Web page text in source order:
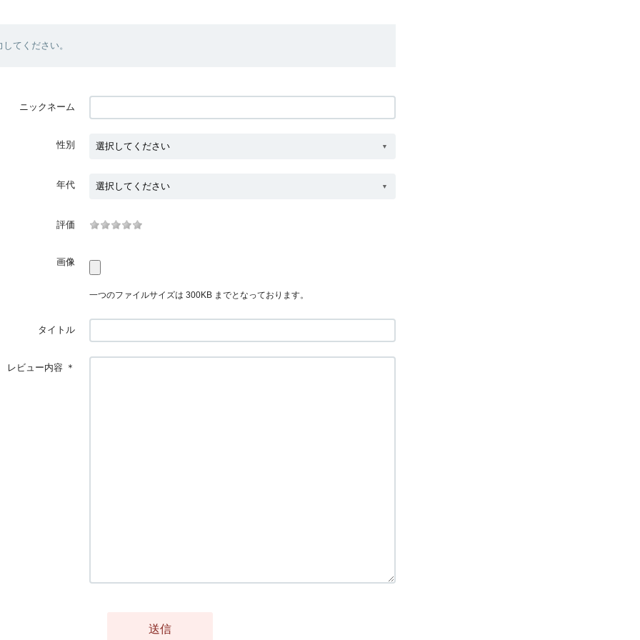
てください。
ニックネーム
性別
年代
評価
画像
一つのファイルサイズは 300KB までとなっております。
タイトル
レビュー内容 ＊